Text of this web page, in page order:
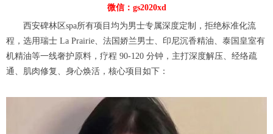
微信：gs2020xd
西安碑林区spa所有项目均为男士专属深度定制，拒绝标准化流
程，选用瑞士 La Prairie、法国娇兰男士、印尼沉香精油、泰国皇室有
机精油等一线奢护原料，疗程 90-120 分钟，主打深度解压、经络疏
通、肌肉修复、身心焕活，核心项目如下：